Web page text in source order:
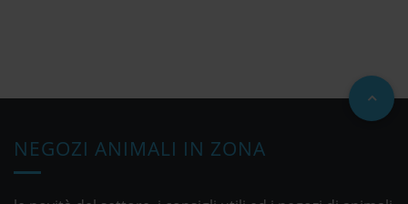
NEGOZI ANIMALI IN ZONA